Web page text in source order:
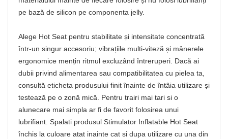
pe bază de silicon pe componenta jelly.
Alege Hot Seat pentru stabilitate și intensitate concentrată
într-un singur accesoriu; vibrațiile multi-viteză și mânerele
ergonomice mențin ritmul excluzând întreruperi. Dacă ai
dubii privind alimentarea sau compatibilitatea cu pielea ta,
consultă eticheta produsului finit înainte de întâia utilizare și
testează pe o zonă mică. Pentru trairi mai tari si o
alunecare mai simpla ar fi de favorit folosirea unui
lubrifiant. Spalati produsul Stimulator Inflatable Hot Seat
închis la culoare atat inainte cat si dupa utilizare cu una din